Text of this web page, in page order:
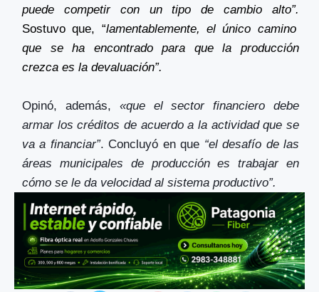
puede competir con un tipo de cambio alto”.
Sostuvo que, “lamentablemente, el único camino
que se ha encontrado para que la producción
crezca es la devaluación”.
Opinó, además, «que el sector financiero debe
armar los créditos de acuerdo a la actividad que se
va a financiar”. Concluyó en que “el desafío de las
áreas municipales de producción es trabajar en
cómo se le da velocidad al sistema productivo”.